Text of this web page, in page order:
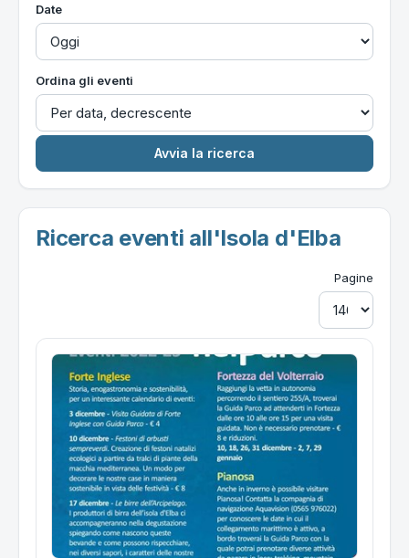
Date
Ordina gli eventi
Ricerca eventi all'Isola d'Elba
Pagine